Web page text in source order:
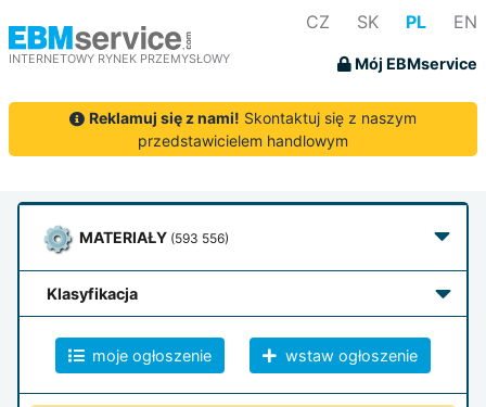
INTERNETOWY RYNEK PRZEMYSŁOWY
CZ SK PL EN
Mój EBMservice
Reklamuj się z nami! Skontaktuj się z naszym
przedstawicielem handlowym
MATERIAŁY (593 556)
klasyfikacja
moje ogłoszenie wstaw ogłoszenie